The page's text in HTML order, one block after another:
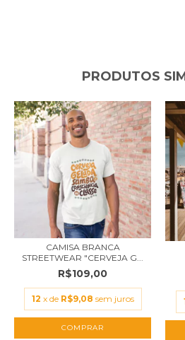
PRODUTOS
CAMISA BRANCA
STREETWEAR "CERVEJA G...
R$109,00
12 x de R$9,08 sem juros
COMPRAR